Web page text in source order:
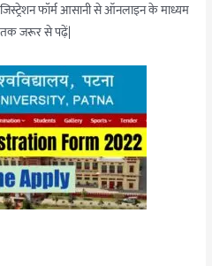
फॉर्म आसानी से ऑनलाइन के माध्यम
तक जरूर से पढ़ें|